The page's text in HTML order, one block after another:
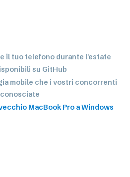
il tuo telefono durante l'estate
su GitHub
mobile che i vostri concorrenti
MacBook Pro a Windows